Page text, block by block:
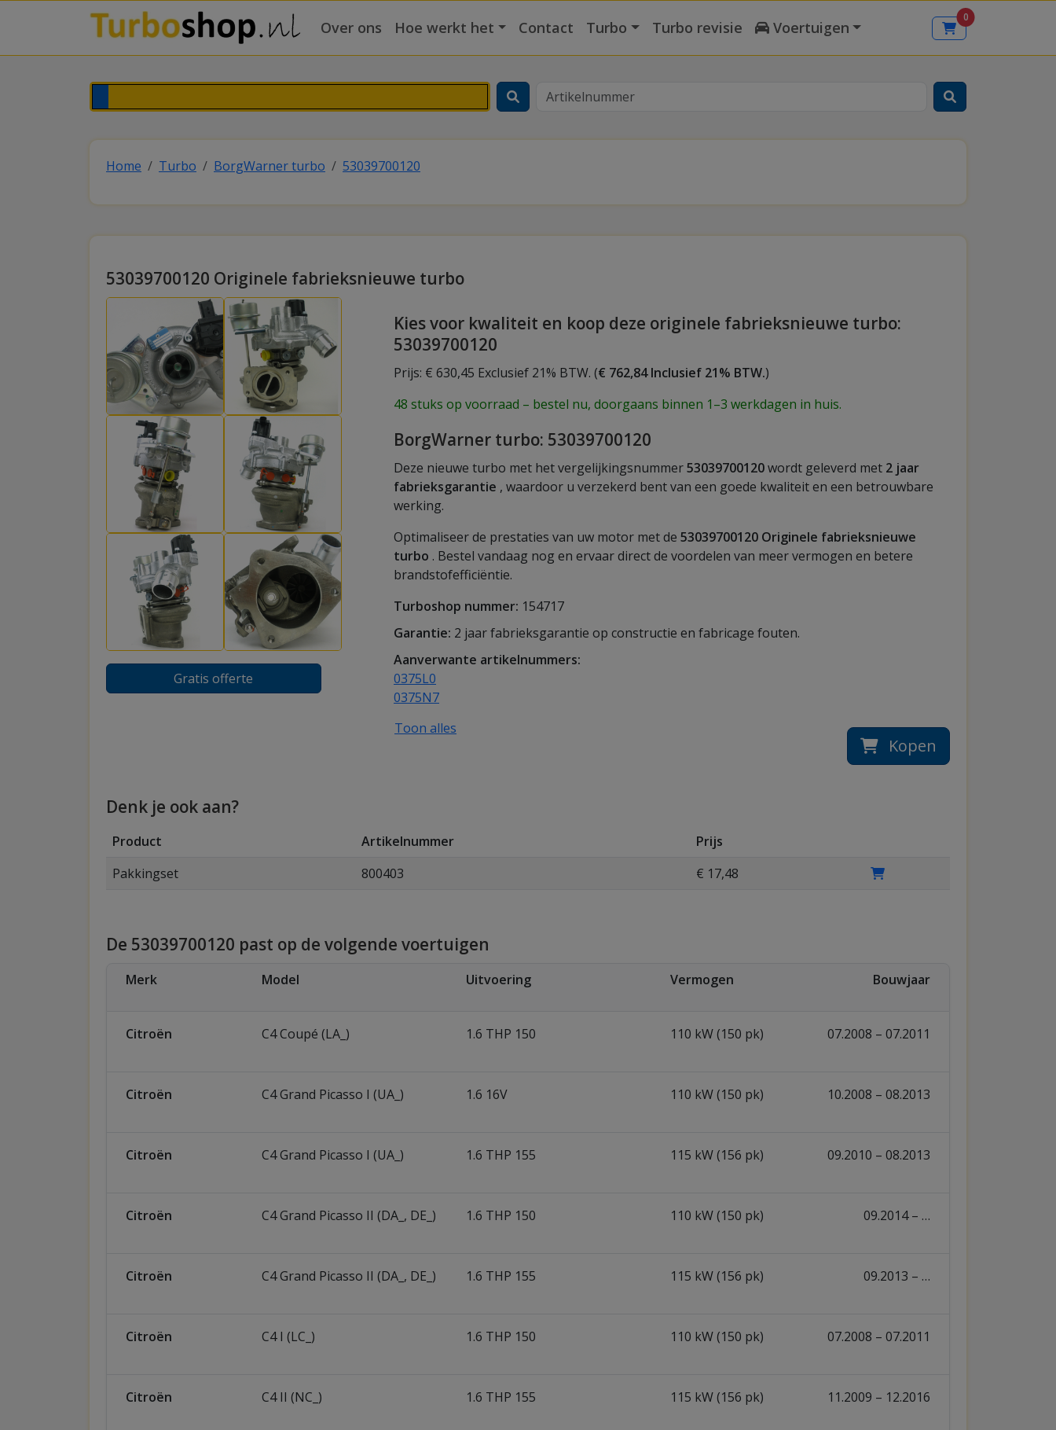
Over ons Hoe werkt het Contact Turbo Turbo revisie Voertuigen
0
Home Turbo BorgWarner turbo 53039700120
53039700120 Originele fabrieksnieuwe turbo
Gratis offerte
Kies voor kwaliteit en koop deze originele fabrieksnieuwe turbo:
53039700120
Prijs: € 630,45 Exclusief 21% BTW. (€ 762,84 Inclusief 21% BTW.)
48 stuks op voorraad – bestel nu, doorgaans binnen 1–3 werkdagen in huis.
BorgWarner turbo: 53039700120
Deze nieuwe turbo met het vergelijkingsnummer53039700120wordt geleverd met 2 jaar
fabrieksgarantie , waardoor u verzekerd bent van een goede kwaliteit en een betrouwbare
werking.
Optimaliseer de prestaties van uw motor met de 53039700120 Originele fabrieksnieuwe
turbo . Bestel vandaag nog en ervaar direct de voordelen van meer vermogen en betere
brandstofefficiëntie.
Turboshop nummer: 154717
Garantie: 2 jaar fabrieksgarantie op constructie en fabricage fouten.
Aanverwante artikelnummers:
0375L0
0375N7
Toon alles
Kopen
Denk je ook aan?
Product Artikelnummer
Prijs
Pakkingset
800403 € 17,48
De 53039700120 past op de volgende voertuigen
Merk Model Uitvoering Vermogen Bouwjaar
Citroën C4 Coupé (LA_) 1.6 THP 150 110 kW (150 pk) 07.2008 – 07.2011
Citroën C4 Grand Picasso I (UA_) 1.6 16V 110 kW (150 pk) 10.2008 – 08.2013
Citroën C4 Grand Picasso I (UA_) 1.6 THP 155 115 kW (156 pk) 09.2010 – 08.2013
Citroën C4 Grand Picasso II (DA_, DE_) 1.6 THP 150 110 kW (150 pk) 09.2014 – …
Citroën C4 Grand Picasso II (DA_, DE_) 1.6 THP 155 115 kW (156 pk) 09.2013 – …
Citroën C4 I (LC_) 1.6 THP 150 110 kW (150 pk) 07.2008 – 07.2011
Citroën C4 II (NC_) 1.6 THP 155 115 kW (156 pk) 11.2009 – 12.2016